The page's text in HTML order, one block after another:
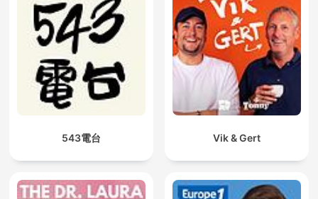
543電台 Vik & Gert